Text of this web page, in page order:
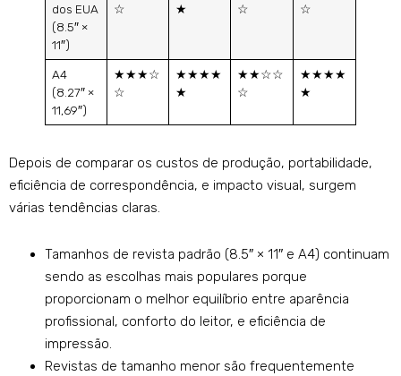
dos EUA
(8.5″ ×
11″)
☆
★
☆
☆
A4
(8.27″ ×
11,69″)
★★★☆
☆
★★★★
★
★★☆☆
☆
★★★★
★
Depois de comparar os custos de produção, portabilidade,
eficiência de correspondência, e impacto visual, surgem
várias tendências claras.
Tamanhos de revista padrão (8.5″ × 11″ e A4) continuam
sendo as escolhas mais populares porque
proporcionam o melhor equilíbrio entre aparência
profissional, conforto do leitor, e eficiência de
impressão.
Revistas de tamanho menor são frequentemente